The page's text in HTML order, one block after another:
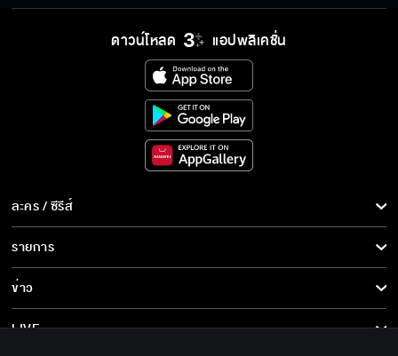
ดาวน์โหลด แอปพลิเคชั่น
ละคร / ซีรีส์
ละคร/ซีรีส์
ซีรีส์นานาชาติ
การ์ตูน & เกม
รายการ
รายการทั้งหมด
ข่าว
ข่าวทั้งหมด
LIVE